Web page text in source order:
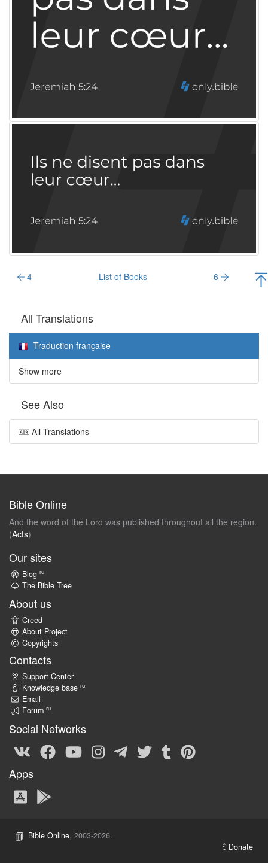
4 List of Books 6
All Translations
Traduction française
Show more
See Also
All Translations
Bible Online
And the word of the Lord was published throughout all the region.
(Acts)
Our sites
Blog ru
The Bible Tree
About us
Creed
About Project
Copyrights
Contacts
Support Center
Knowledge base ru
Email
Forum ru
Social Networks
Apps
Bible Online, 2003-2026.
Donate